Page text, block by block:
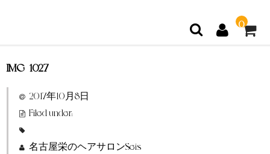
0
ホーム
特定商取引法に基づく表示
IMG_1027
2017年10月8日
Filed under:
名古屋栄のヘアサロンSeis